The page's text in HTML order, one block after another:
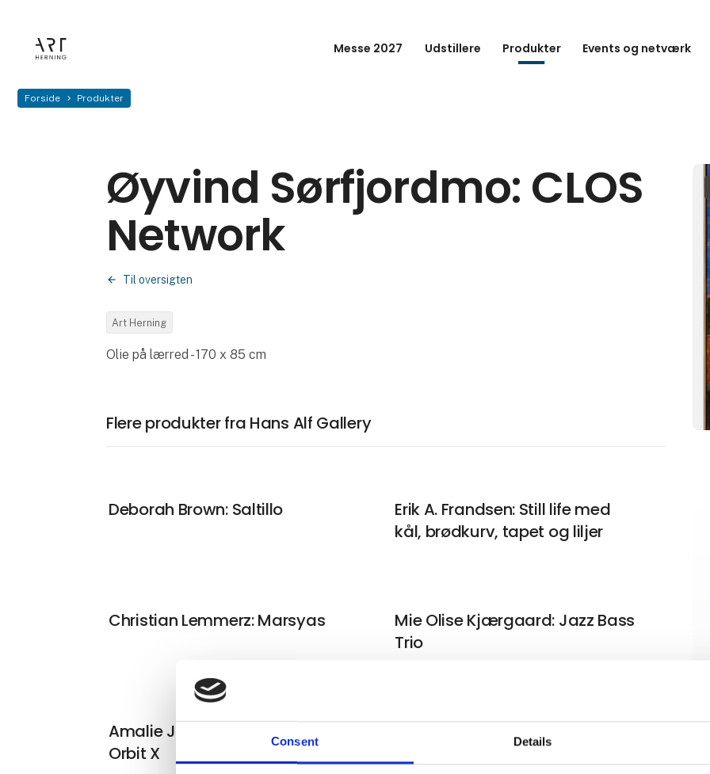
Consent Details
Messe 2027 Udstillere Produkter Events og netværk
Forside Produkter
Øyvind Sørfjordmo: CLOS
Network
Til oversigten
Art Herning
Olie på lærred - 170 x 85 cm
Flere produkter fra Hans Alf Gallery
Deborah Brown: Saltillo
Erik A. Frandsen: Still life med
kål, brødkurv, tapet og liljer
Christian Lemmerz: Marsyas
Mie Olise Kjærgaard: Jazz Bass
Trio
Amalie Jakobsen: Osculating
Orbit X